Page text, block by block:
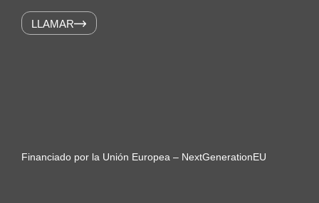
LLAMAR
Financiado por la Unión Europea – NextGenerationEU